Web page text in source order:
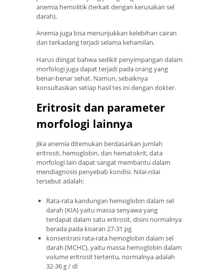
anemia hemolitik (terkait dengan kerusakan sel
darah).
Anemia juga bisa menunjukkan kelebihan cairan
dan terkadang terjadi selama kehamilan.
Harus diingat bahwa sedikit penyimpangan dalam
morfologi juga dapat terjadi pada orang yang
benar-benar sehat. Namun, sebaiknya
konsultasikan setiap hasil tes ini dengan dokter.
Eritrosit dan parameter
morfologi lainnya
Jika anemia ditemukan berdasarkan jumlah
eritrosit, hemoglobin, dan hematokrit, data
morfologi lain dapat sangat membantu dalam
mendiagnosis penyebab kondisi. Nilai-nilai
tersebut adalah:
Rata-rata kandungan hemoglobin dalam sel
darah (KIA) yaitu massa senyawa yang
terdapat dalam satu eritrosit, disini normalnya
berada pada kisaran 27-31 pg
konsentrasi rata-rata hemoglobin dalam sel
darah (MCHC), yaitu massa hemoglobin dalam
volume eritrosit tertentu, normalnya adalah
32-36 g / dl